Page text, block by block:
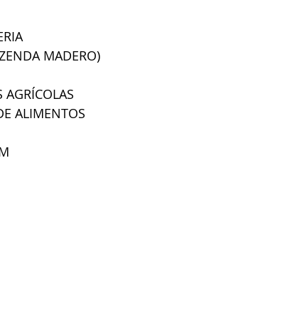
MADERO)
ALIMENTOS